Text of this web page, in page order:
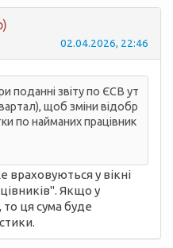
02.04.2026, 22:46
поданні звіту по ЄСВ ут
щоб зміни відобр
по найманих працівник
враховуються у вікні
Якщо у
ця сума буде